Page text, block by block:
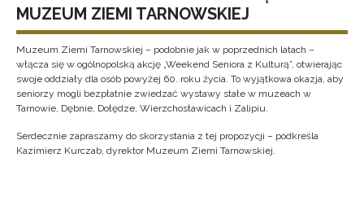
MUZEUM ZIEMI TARNOWSKIEJ
Muzeum Ziemi Tarnowskiej – podobnie jak w poprzednich latach –
włącza się w ogólnopolską akcję „Weekend Seniora z Kulturą”, otwierając
swoje oddziały dla osób powyżej 60. roku życia. To wyjątkowa okazja, aby
seniorzy mogli bezpłatnie zwiedzać wystawy stałe w muzeach w
Tarnowie, Dębnie, Dołędze, Wierzchosławicach i Zalipiu.
Serdecznie zapraszamy do skorzystania z tej propozycji – podkreśla
Kazimierz Kurczab, dyrektor Muzeum Ziemi Tarnowskiej.